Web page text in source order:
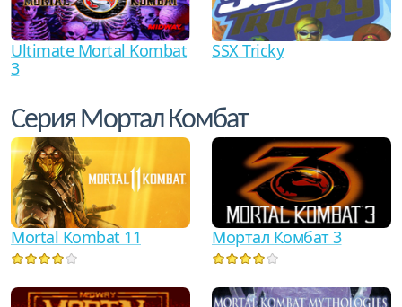
Ultimate Mortal Kombat
3
SSX Tricky
Серия Мортал Комбат
Mortal Kombat 11 Мортал Комбат 3